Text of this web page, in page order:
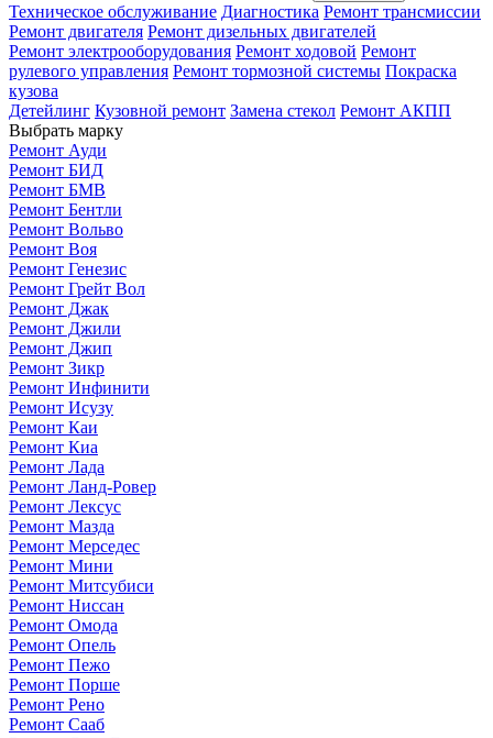
Техническое обслуживание Диагностика Ремонт трансмиссии
Ремонт двигателя Ремонт дизельных двигателей
Ремонт электрооборудования Ремонт ходовой Ремонт
рулевого управления Ремонт тормозной системы Покраска
кузова
Детейлинг Кузовной ремонт Замена стекол Ремонт АКПП
Выбрать марку
Ремонт Ауди
Ремонт БИД
Ремонт БМВ
Ремонт Бентли
Ремонт Вольво
Ремонт Воя
Ремонт Генезис
Ремонт Грейт Вол
Ремонт Джак
Ремонт Джили
Ремонт Джип
Ремонт Зикр
Ремонт Инфинити
Ремонт Исузу
Ремонт Каи
Ремонт Киа
Ремонт Лада
Ремонт Ланд-Ровер
Ремонт Лексус
Ремонт Мазда
Ремонт Мерседес
Ремонт Мини
Ремонт Митсубиси
Ремонт Ниссан
Ремонт Омода
Ремонт Опель
Ремонт Пежо
Ремонт Порше
Ремонт Рено
Ремонт Сааб